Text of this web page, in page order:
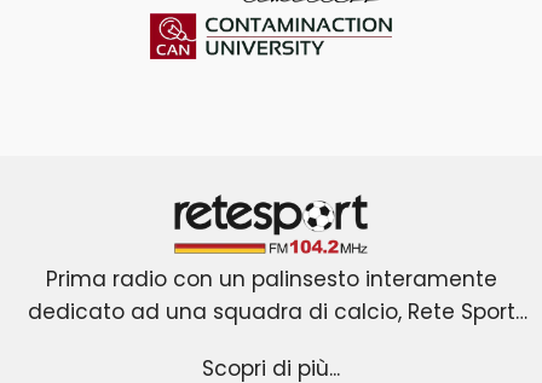
ToYou
Retesport 104.2 FM
Prima radio con un palinsesto interamente
dedicato ad una squadra di calcio, Rete Sport
Scopri di più...